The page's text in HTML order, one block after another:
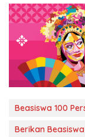
Beasiswa 100
Berikan